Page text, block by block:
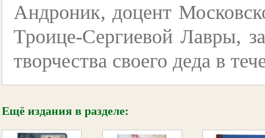
Андроник, доцент
Троице-Сергиевой Лавры,
творчества своего деда в
Ещё издания в разделе: